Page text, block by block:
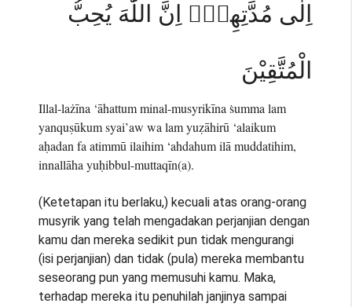
اِلٰى مُدَّتِهِمْۗ اِنَّ اللّٰهَ يُحِبُّ
الْمُتَّقِيْنَ
Illal-lażīna ‘āhattum minal-musyrikīna ṡumma lam
yanquṣūkum syai’aw wa lam yuẓāhirū ‘alaikum
aḥadan fa atimmū ilaihim ‘ahdahum ilā muddatihim,
innallāha yuḥibbul-muttaqīn(a).
(Ketetapan itu berlaku,) kecuali atas orang-orang
musyrik yang telah mengadakan perjanjian dengan
kamu dan mereka sedikit pun tidak mengurangi
(isi perjanjian) dan tidak (pula) mereka membantu
seseorang pun yang memusuhi kamu. Maka,
terhadap mereka itu penuhilah janjinya sampai